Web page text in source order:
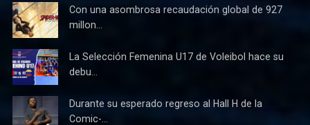
Con una asombrosa recaudación global de 927
millon...
La Selección Femenina U17 de Voleibol hace su
debu...
Durante su esperado regreso al Hall H de la
Comic-...